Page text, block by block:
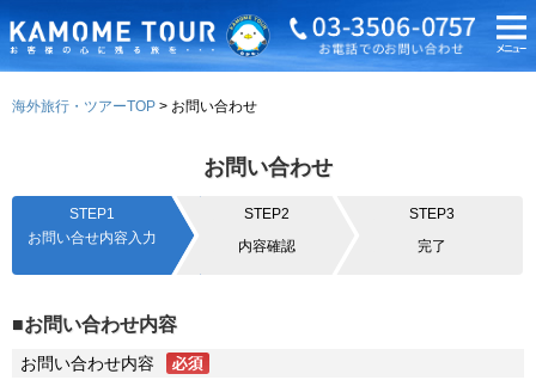
海外旅行・ツアーTOP お問い合わせ
お問い合わせ
STEP1
お問い合せ内容入力
STEP2
内容確認
STEP3
完了
■お問い合わせ内容
お問い合わせ内容